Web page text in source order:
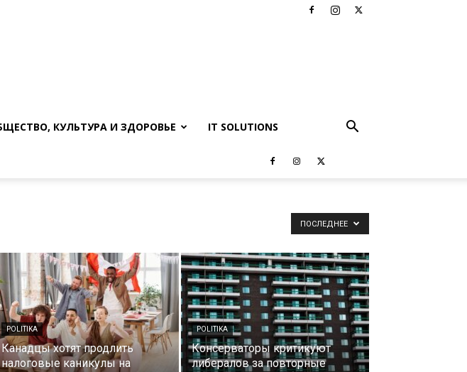
КУЛЬТУРА И ЗДОРОВЬЕ IT SOLUTIONS
ПОСЛЕДНЕЕ
POLITIKA
Канадцы хотят продлить
налоговые каникулы на
POLITIKA
Консерваторы критикуют
либералов за повторные